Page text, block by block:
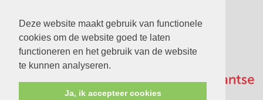
Deze website maakt gebruik van functionele
cookies om de website goed te laten
functioneren en het gebruik van de website
te kunnen analyseren.
Ja, ik accepteer cookies